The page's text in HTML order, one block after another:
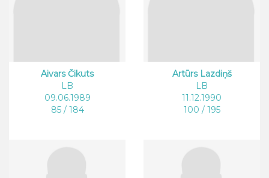
Aivars Čikuts
LB
09.06.1989
85 / 184
Artūrs Lazdiņš
LB
11.12.1990
100 / 195